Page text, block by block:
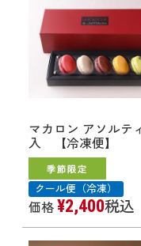
マカロン アソルテ
入 【冷凍便】
クール便（冷凍）
価格 ¥2,400税込